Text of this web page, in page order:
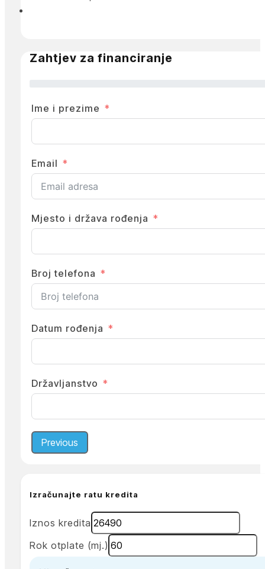
Zahtjev za financiranje
Ime i prezime
Email
Mjesto i država rođenja
Broj telefona
Datum rođenja
Državljanstvo
Previous
Izračunajte ratu kredita
Iznos kredita
Rok otplate (mj.)